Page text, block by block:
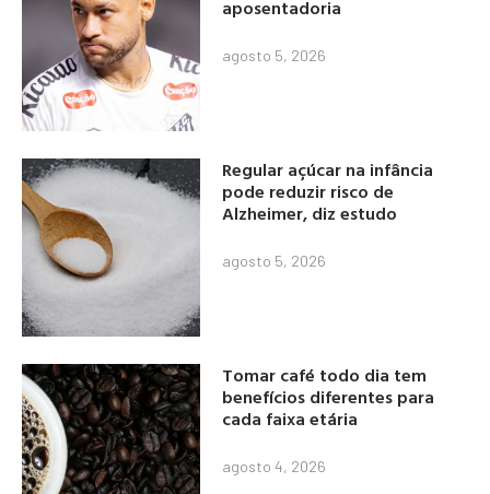
aposentadoria
agosto 5, 2026
Regular açúcar na infância
pode reduzir risco de
Alzheimer, diz estudo
agosto 5, 2026
Tomar café todo dia tem
benefícios diferentes para
cada faixa etária
agosto 4, 2026